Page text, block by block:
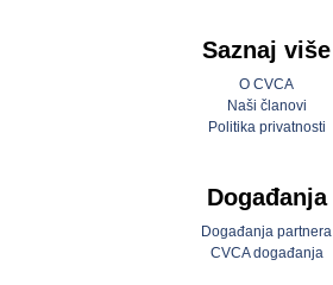
Saznaj više
O CVCA
Naši članovi
Politika privatnosti
Događanja
Događanja partnera
CVCA događanja